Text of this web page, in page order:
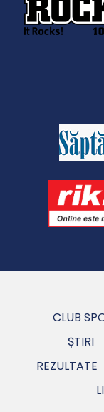
CLUB
ȘTIRI
REZULTATE